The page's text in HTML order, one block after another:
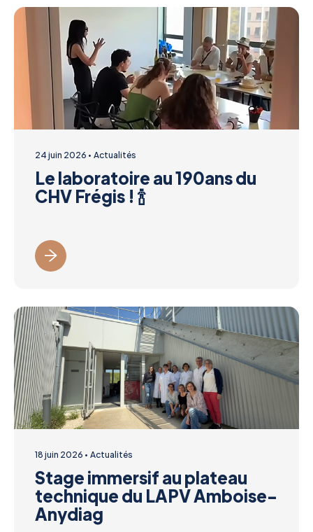
24 juin 2026 Actualités
Le laboratoire au 190ans du
CHV Frégis ! 🍾
18 juin 2026 Actualités
Stage immersif au plateau
technique du LAPV Amboise-
Anydiag